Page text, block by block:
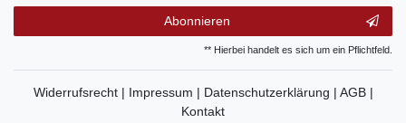
Abonnieren
** Hierbei handelt es sich um ein Pflichtfeld.
Widerrufsrecht | Impressum | Datenschutzerklärung | AGB |
Kontakt